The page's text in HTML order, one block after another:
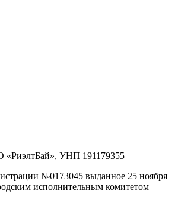
, УНП 191179355
№0173045 выданное 25 ноября
исполнительным комитетом